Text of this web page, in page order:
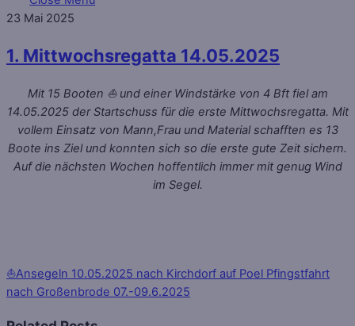
23 Mai 2025
1. Mittwochsregatta 14.05.2025
Mit 15 Booten ⛵ und einer Windstärke von 4 Bft fiel am
14.05.2025 der Startschuss für die erste Mittwochsregatta. Mit
vollem Einsatz von Mann,Frau und Material schafften es 13
Boote ins Ziel und konnten sich so die erste gute Zeit sichern.
Auf die nächsten Wochen hoffentlich immer mit genug Wind
im Segel.
⛵Ansegeln 10.05.2025 nach Kirchdorf auf Poel Pfingstfahrt
nach Großenbrode 07.-09.6.2025